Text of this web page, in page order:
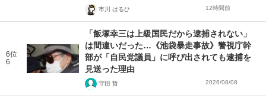
市川 はるひ 12時間前
6位
6
「飯塚幸三は上級国民だから逮捕されない」
は間違いだった…《池袋暴走事故》警視庁幹
部が「自民党議員」に呼び出されても逮捕を
見送った理由
守田 哲 2026/08/08